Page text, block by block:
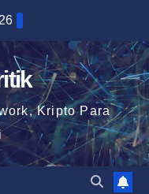
Kripto Para